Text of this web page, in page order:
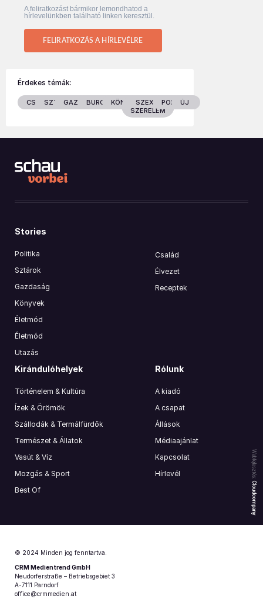
A feliratkozást bármikor lemondhatod a
hírlevelünkben található linken keresztül.
FELIRATKOZÁS A HÍRLEVÉLRE
Érdekes témák:
CSALÁDSZTÁROKGAZDASÁGBURGENLANDKÖNYVEKSZEX &
SZERELEM
POLITIKA
ÚJ
Webfejlesztés:
Cloudcompany
Stories
Politika
Sztárok
Gazdaság
Könyvek
Életmód
Életmód
Utazás
Család
Élvezet
Receptek
Kirándulóhelyek
Történelem & Kultúra
Ízek & Örömök
Szállodák & Termálfürdők
Természet & Állatok
Vasút & Víz
Mozgás & Sport
Best Of
Rólunk
A kiadó
A csapat
Állások
Médiaajánlat
Kapcsolat
Hírlevél
© 2024 Minden jog fenntartva.
CRM Medientrend GmbH
Neudorferstraße – Betriebsgebiet 3
A-7111 Parndorf
office@crmmedien.at